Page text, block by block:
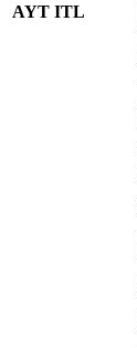
AYT ITL